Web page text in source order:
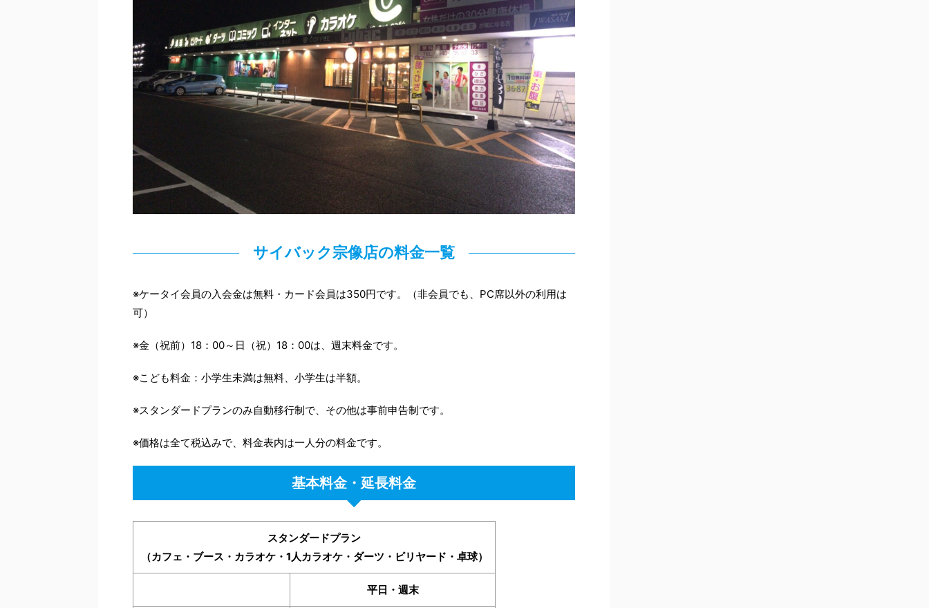
サイバック宗像店の料金一覧
※ケータイ会員の入会金は無料・カード会員は350円です。（非会員でも、PC席以外の利用は
可）
※金（祝前）18：00～日（祝）18：00は、週末料金です。
※こども料金：小学生未満は無料、小学生は半額。
※スタンダードプランのみ自動移行制で、その他は事前申告制です。
※価格は全て税込みで、料金表内は一人分の料金です。
基本料金・延長料金
スタンダードプラン
（カフェ・ブース・カラオケ・1人カラオケ・ダーツ・ビリヤード・卓球）
平日・週末